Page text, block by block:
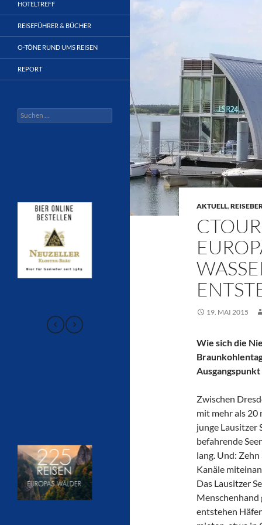
AKTUELL,
CTOUR
19. MAI 2015
Wie sich die
Zwischen
mit mehr als 20
junge Lausitzer
befahrende
lang. Und:
Kanäle
Das Lausitzer
Menschenhand
entstehen
HOTELTREFF
REISEFÜHRER & BÜCHER
O-TÖNE RUND UMS REISEN
REPORT
Suchen
nach: